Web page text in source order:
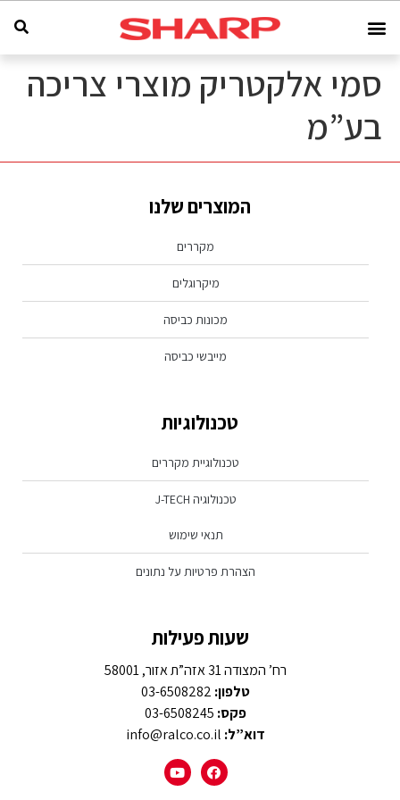
סמי אלקטריק מוצרי צריכה
בע”מ
המוצרים שלנו
מקררים
מיקרוגלים
מכונות כביסה
מייבשי כביסה
טכנולוגיות
טכנולוגיית מקררים
טכנולוגיה J-TECH
תנאי שימוש
הצהרת פרטיות על נתונים
שעות פעילות
רח’ המצודה 31 אזה”ת אזור, 58001
טלפון:
פקס:
דוא”ל: